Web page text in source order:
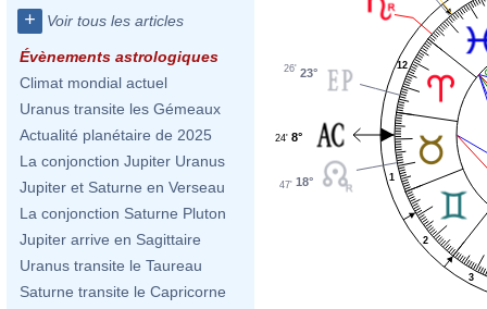
+ Voir tous les articles
Évènements astrologiques
Climat mondial actuel
Uranus transite les Gémeaux
Actualité planétaire de 2025
La conjonction Jupiter Uranus
Jupiter et Saturne en Verseau
La conjonction Saturne Pluton
Jupiter arrive en Sagittaire
Uranus transite le Taureau
Saturne transite le Capricorne
1
2
3
12
23°
26'
8°
24'
18°
47'